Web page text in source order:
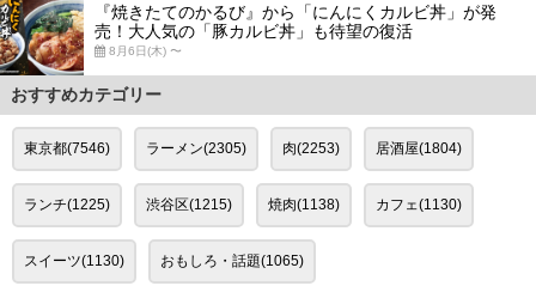
『焼きたてのかるび』から「にんにくカルビ丼」が発
売！大人気の「豚カルビ丼」も待望の復活
8月6日(木) 〜
おすすめカテゴリー
東京都(7546) ラーメン(2305) 肉(2253) 居酒屋(1804)
ランチ(1225) 渋谷区(1215) 焼肉(1138) カフェ(1130)
スイーツ(1130) おもしろ・話題(1065)